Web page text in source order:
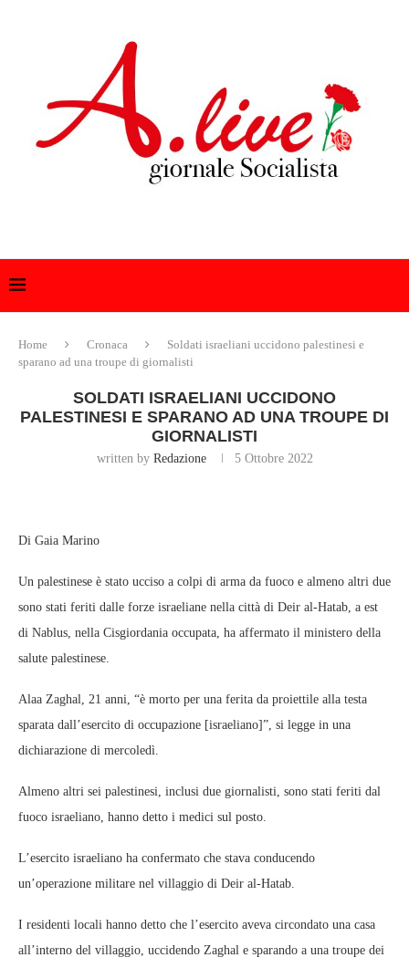
Home Cronaca
Soldati israeliani uccidono palestinesi e
sparano ad una troupe di giornalisti
SOLDATI ISRAELIANI UCCIDONO
PALESTINESI E SPARANO AD UNA TROUPE DI
GIORNALISTI
written by Redazione 5 Ottobre 2022
Di Gaia Marino
Un palestinese è stato ucciso a colpi di arma da fuoco e almeno altri due
sono stati feriti dalle forze israeliane nella città di Deir al-Hatab, a est
di Nablus, nella Cisgiordania occupata, ha affermato il ministero della
salute palestinese.
Alaa Zaghal, 21 anni, “è morto per una ferita da proiettile alla testa
sparata dall’esercito di occupazione [israeliano]”, si legge in una
dichiarazione di mercoledì.
Almeno altri sei palestinesi, inclusi due giornalisti, sono stati feriti dal
fuoco israeliano, hanno detto i medici sul posto.
L’esercito israeliano ha confermato che stava conducendo
un’operazione militare nel villaggio di Deir al-Hatab.
I residenti locali hanno detto che l’esercito aveva circondato una casa
all’interno del villaggio, uccidendo Zaghal e sparando a una troupe dei